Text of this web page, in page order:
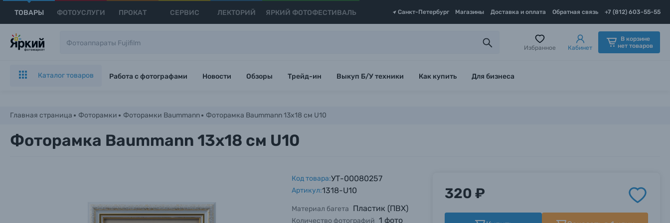
ТОВАРЫ ФОТОУСЛУГИ ПРОКАТ СЕРВИС ЛЕКТОРИЙ ЯРКИЙ ФОТОФЕСТИВАЛЬ Санкт-Петербург Магазины Доставка и оплата Обратная связь +7 (812) 603-55-55
Избранное Кабинет
В корзине
нет товаров
Каталог товаров Работа с фотографами Новости Обзоры Трейд-ин Выкуп Б/У техники Как купить Для бизнеса
Главная страница Фоторамки Фоторамки Baummann Фоторамка Baummann 13x18 см U10
Фоторамка Baummann 13x18 см U10
Код товара:УТ-00080257
Артикул:1318-U10
Материал багета Пластик (ПВХ)
Количество фотографий 1 фото
320 ₽